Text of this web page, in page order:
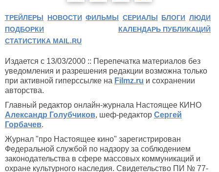
ТРЕЙЛЕРЫ НОВОСТИ ФИЛЬМЫ СЕРИАЛЫ БЛОГИ ЛЮДИ
ПОДБОРКИ
КАЛЕНДАРЬ ПУБЛИКАЦИЙ
СТАТИСТИКА MAIL.RU
Издается с 13/03/2000 :: Перепечатка материалов без
уведомления и разрешения редакции возможна только
при активной гиперссылке на Filmz.ru и сохранении
авторства.
Главный редактор онлайн-журнала Настоящее КИНО
Александр Голубчиков, шеф-редактор Сергей
Горбачев.
Журнал "про Настоящее кино" зарегистрирован
Федеральной службой по надзору за соблюдением
законодательства в сфере массовых коммуникаций и
охране культурного наследия. Свидетельство ПИ № 77-